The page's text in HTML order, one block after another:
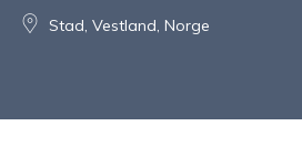
Stad, Vestland, Norge